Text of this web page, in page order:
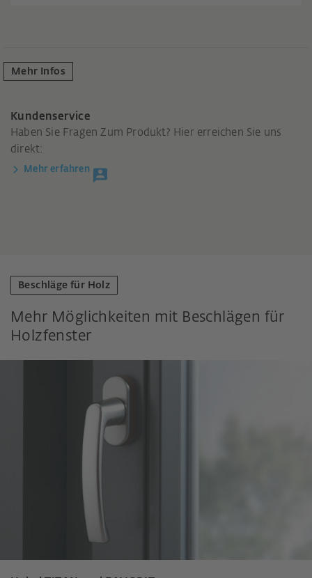
Mehr Infos
Kundenservice
Haben Sie Fragen Zum Produkt? Hier erreichen Sie uns
direkt:
Mehr erfahren
Beschläge für Holz
Mehr Möglichkeiten mit Beschlägen für
Holzfenster